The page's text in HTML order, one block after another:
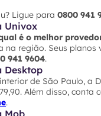
Ligue para 0800 941
Univox
é o melhor
na região. Seus
941 9604.
Desktop
de São Paulo, a
Além disso, conta
.